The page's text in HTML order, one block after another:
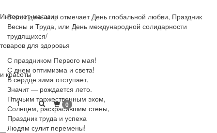
Интернет-магазин
товаров для здоровья
и красоты
1 0
В этот день мир отмечает День глобальной любви, Праздник
Весны и Труда, или День международной солидарности
трудящихся/
С праздником Первого мая!
С днем оптимизма и света!
В сердце зима отступает,
Значит — рождается лето.
Птичьим торжественным эхом,
Солнцем, раскрасившим стены,
Праздник труда и успеха
Людям сулит перемены!